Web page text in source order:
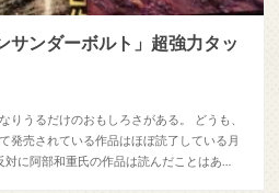
サンダーボルト」超強力タッ
りうるだけのおもしろさがある。 どうも、
発売されている作品はほぼ読了している月
に阿部和重氏の作品は読んだことはあ…